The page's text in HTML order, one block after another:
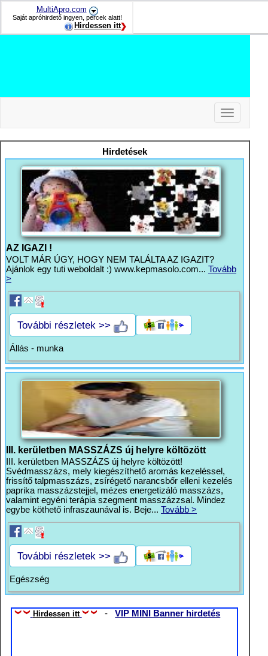
MultiApro.com
Saját apróhirdető ingyen, percek alatt!
Hirdessen itt
Toggle
navigation
-
-
Hirdetések
AZ IGAZI !
VOLT MÁR ÚGY, HOGY NEM TALÁLTA AZ IGAZIT?
Ajánlok egy tuti weboldalt :) www.kepmasolo.com... Tovább
>
További részletek >>
Állás - munka
III. kerületben MASSZÁZS új helyre költözött
III. kerületben MASSZÁZS új helyre költözött!
Svédmasszázs, mely kiegészíthető aromás kezeléssel,
frissítő talpmasszázs, zsírégető narancsbőr elleni kezelés
paprika masszázstejjel, mézes energetizáló masszázs,
valamint egyéni terápia szegment masszázzsal. Mindez
egybe köthető infraszaunával is. Beje... Tovább >
További részletek >>
Egészség
Hirdessen itt -VIP MINI Banner hirdetés